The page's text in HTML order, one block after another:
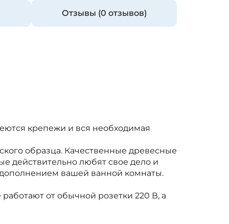
Отзывы (0 отзывов)
крепежи и вся необходимая
образца. Качественные древесные
действительно любят свое дело и
вашей ванной комнаты.
от обычной розетки 220 В, а